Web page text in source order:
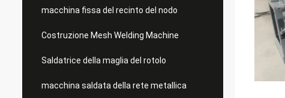
macchina fissa del recinto del nodo
Costruzione Mesh Welding Machine
Saldatrice della maglia del rotolo
macchina saldata della rete metallica